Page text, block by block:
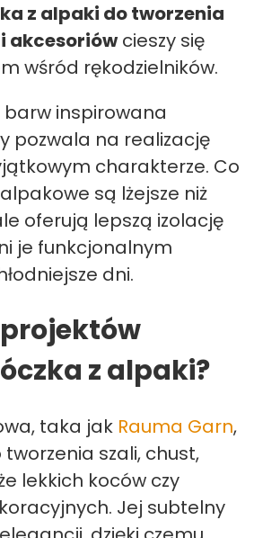
z alpaki do tworzenia
akcesoriówcieszy się
wśród rękodzielników.
inspirowana
pozwala na realizację
charakterze. Co
są lżejsze niż
oferują lepszą izolację
je funkcjonalnym
dni.
z alpaki?
taka jak Rauma Garn,
szali, chust,
lekkich koców czy
Jej subtelny